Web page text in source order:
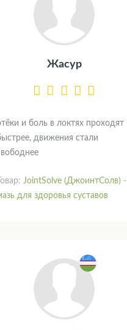
Жасур
и боль в локтях проходят
движения стали
Товар: JointSolve (ДжоинтСолв) -
для здоровья суставов